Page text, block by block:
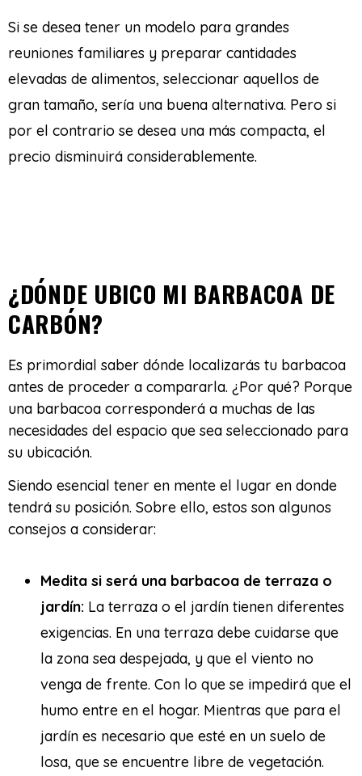
Si se desea tener un modelo para grandes
reuniones familiares y preparar cantidades
elevadas de alimentos, seleccionar aquellos de
gran tamaño, sería una buena alternativa. Pero si
por el contrario se desea una más compacta, el
precio disminuirá considerablemente.
¿DÓNDE UBICO MI BARBACOA DE
CARBÓN?
Es primordial saber dónde localizarás tu barbacoa
antes de proceder a compararla. ¿Por qué? Porque
una barbacoa corresponderá a muchas de las
necesidades del espacio que sea seleccionado para
su ubicación.
Siendo esencial tener en mente el lugar en donde
tendrá su posición. Sobre ello, estos son algunos
consejos a considerar:
Medita si será una barbacoa de terraza o
jardín: La terraza o el jardín tienen diferentes
exigencias. En una terraza debe cuidarse que
la zona sea despejada, y que el viento no
venga de frente. Con lo que se impedirá que el
humo entre en el hogar. Mientras que para el
jardín es necesario que esté en un suelo de
losa, que se encuentre libre de vegetación.